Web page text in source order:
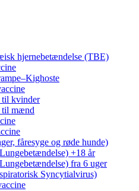
hjernebetændelse (TBE)
til kvinder
til mænd
fåresyge og røde hunde)
+18 år
fra 6 uger
Syncytialvirus)